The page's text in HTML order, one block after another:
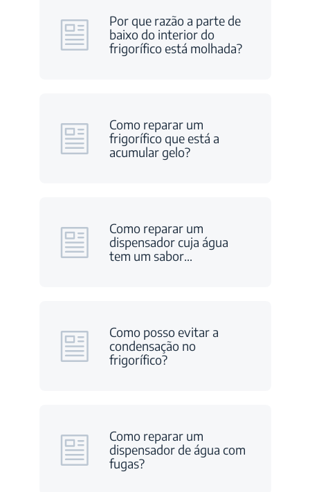
Por que razão a parte de
baixo do interior do
frigorífico está molhada?
Como reparar um
frigorífico que está a
acumular gelo?
Como reparar um
dispensador cuja água
tem um sabor…
Como posso evitar a
condensação no
frigorífico?
Como reparar um
dispensador de água com
fugas?